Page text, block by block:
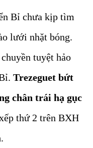
Bỉ chưa kịp tìm
lưới nhặt bóng.
tuyệt hảo
Trezeguet bứt
chân trái hạ gục
thứ 2 trên BXH